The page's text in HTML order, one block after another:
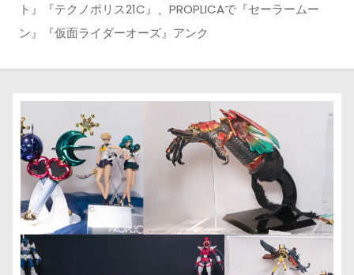
ト』『テクノポリス21C』、PROPLICAで『セーラームー
ン』『仮面ライダーオーズ』アンク